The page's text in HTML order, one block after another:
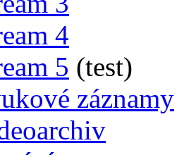
4
5 (test)
záznamy